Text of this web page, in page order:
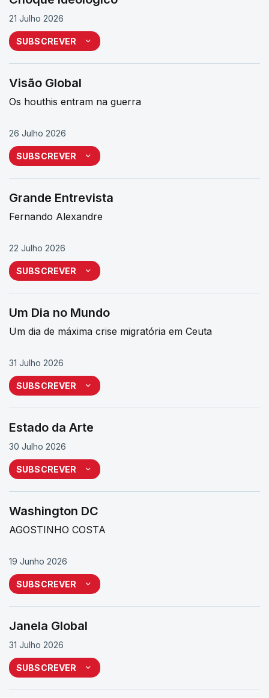
21 Julho 2026
SUBSCREVER
Visão Global
Os houthis entram na guerra
26 Julho 2026
SUBSCREVER
Grande Entrevista
Fernando Alexandre
22 Julho 2026
SUBSCREVER
Um Dia no Mundo
Um dia de máxima crise migratória em Ceuta
31 Julho 2026
SUBSCREVER
Estado da Arte
30 Julho 2026
SUBSCREVER
Washington DC
AGOSTINHO COSTA
19 Junho 2026
SUBSCREVER
Janela Global
31 Julho 2026
SUBSCREVER